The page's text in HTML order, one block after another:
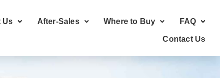
Us After-Sales Where to Buy FAQ
Contact Us